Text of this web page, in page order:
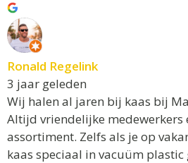
Ronald Regelink
3 jaar geleden
Wij halen al jaren bij kaas bij
Altijd vriendelijke medewerkers
assortiment. Zelfs als je op
kaas speciaal in vacuüm plastic